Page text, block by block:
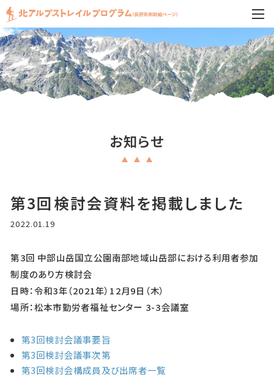
お知らせ
第3回検討会資料を掲載しました
2022.01.19
第3回 中部山岳国立公園南部地域山岳部における利用者参加
制度のあり方検討会
日時：令和3年（2021年）12月9日（木）
場所：松本市勤労者福祉センター 3-3会議室
第3回検討会議事要旨
第3回検討会議事次第
第3回検討会構成員及び出席者一覧